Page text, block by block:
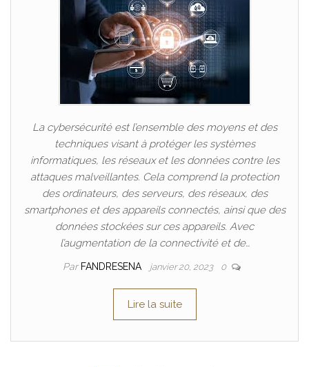
La cybersécurité est l’ensemble des moyens et des
techniques visant à protéger les systèmes
informatiques, les réseaux et les données contre les
attaques malveillantes. Cela comprend la protection
des ordinateurs, des serveurs, des réseaux, des
smartphones et des appareils connectés, ainsi que des
données stockées sur ces appareils. Avec
l’augmentation de la connectivité et de…
Par FANDRESENA janvier 20, 2023 0
Lire la suite